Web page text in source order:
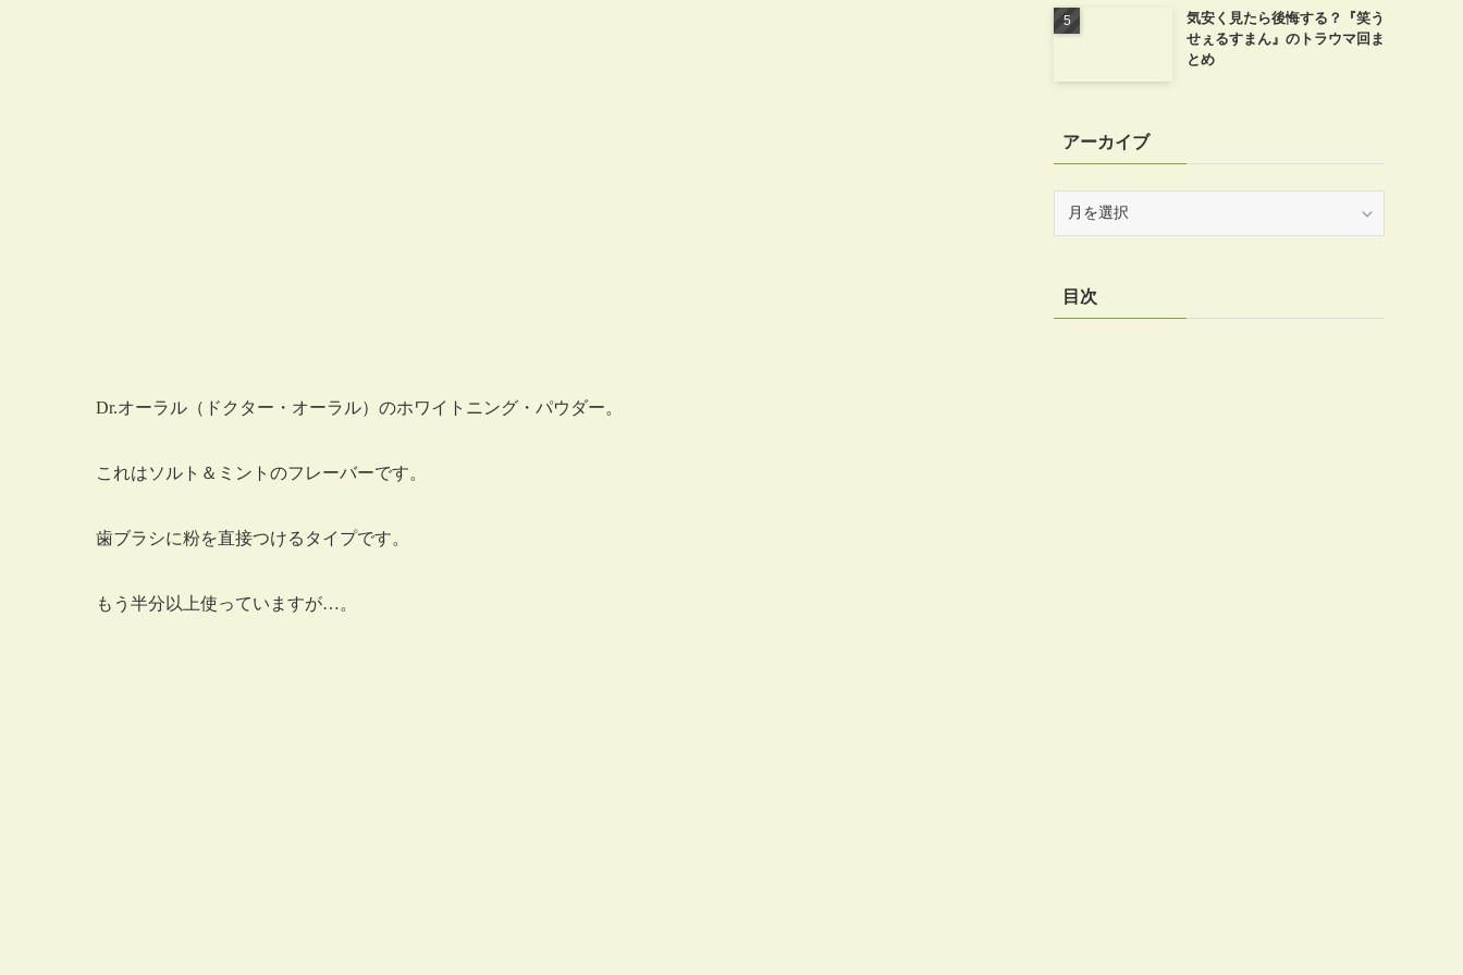
Dr.オーラル（ドクター・オーラル）のホワイトニング・パウダー。
これはソルト＆ミントのフレーバーです。
歯ブラシに粉を直接つけるタイプです。
もう半分以上使っていますが…。
気安く見たら後悔する？『笑う
せぇるすまん』のトラウマ回ま
とめ
アーカイブ
ブ目次